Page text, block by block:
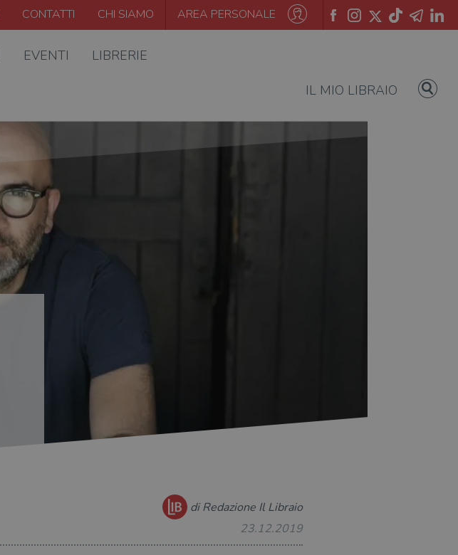
CONTATTI CHI SIAMO AREA PERSONALE
EVENTI LIBRERIE
IL MIO LIBRAIO
di Redazione Il Libraio
23.12.2019